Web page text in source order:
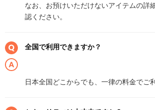
なお、お預けいただけないアイテムの詳細
認ください。
全国で利用できますか？
日本全国どこからでも、一律の料金でご